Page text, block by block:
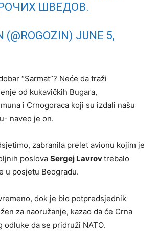
ШВЕДОВ.
(@ROGOZIN) JUNE 5,
“Sarmat”? Neće da traži
od kukavičkih Bugara,
i Crnogoraca koji su izdali našu
naveo je on.
zabranila prelet avionu kojim je
poslova Sergej Lavrovtrebalo
u posjetu Beogradu.
dok je bio potpredsjednik
za naoružanje, kazao da će Crna
odluke da se pridruži NATO.